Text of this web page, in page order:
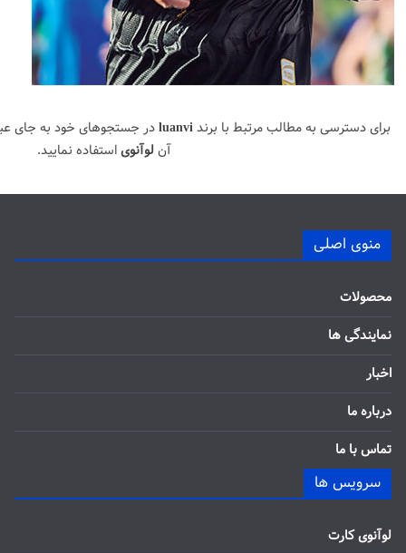
برای دسترسی به مطالب مرتبط با برندluanviدر جستجوهای خود به جای
آن لوآنویاستفاده نمایید.
منوی اصلی
محصولات
نمایندگی ها
اخبار
درباره ما
تماس با ما
سرویس ها
لوآنوی کارت